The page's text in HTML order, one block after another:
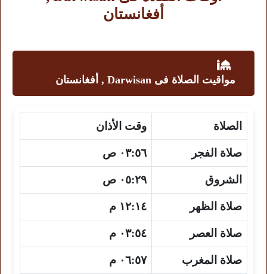
أفغانستان
مواقيت الصلاة فى Darwisan , أفغانستان
الصلاة وقت الأذان
صلاة الفجر ٠٣:٥٦ ص
الشروق ٠٥:٢٩ ص
صلاة الظهر ١٢:١٤ م
صلاة العصر ٠٣:٥٤ م
صلاة المغرب ٠٦:٥٧ م